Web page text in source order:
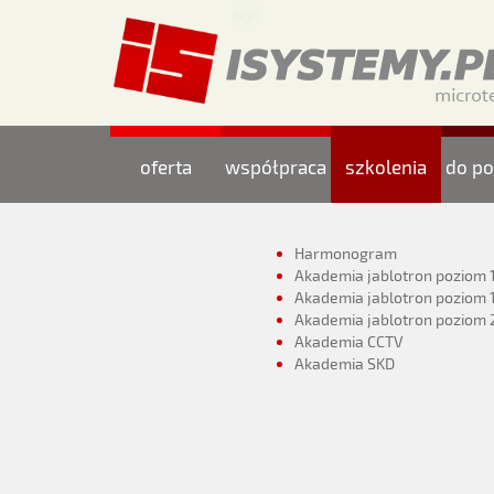
oferta współpraca szkolenia do
Harmonogram
Akademia jablotron poziom
Akademia jablotron poziom
Akademia jablotron poziom
Akademia CCTV
Akademia SKD